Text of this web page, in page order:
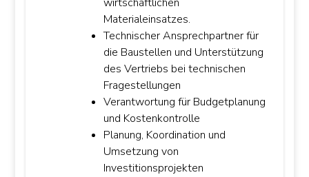
wirtschaftlichen
Materialeinsatzes.
Technischer Ansprechpartner für
die Baustellen und Unterstützung
des Vertriebs bei technischen
Fragestellungen
Verantwortung für Budgetplanung
und Kostenkontrolle
Planung, Koordination und
Umsetzung von
Investitionsprojekten